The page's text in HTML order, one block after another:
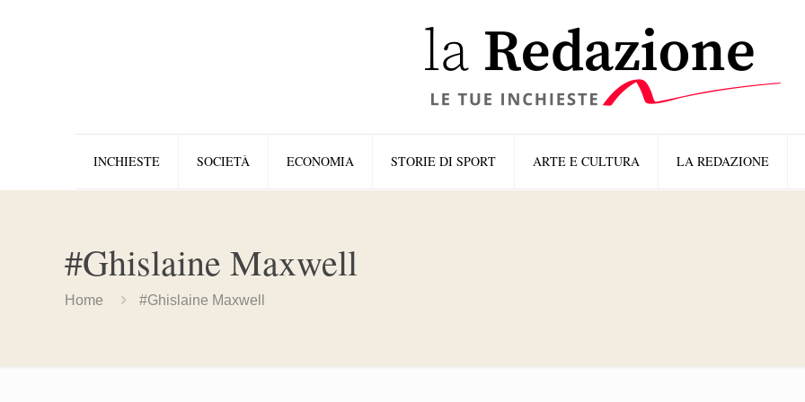
INCHIESTE SOCIETÀ ECONOMIA STORIE DI SPORT ARTE E CULTURA LA REDAZIONE
#Ghislaine Maxwell
Home #Ghislaine Maxwell